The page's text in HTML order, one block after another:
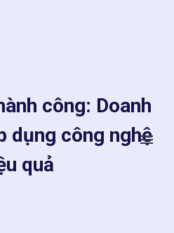
công: Doanh
dụng công nghệ
quả